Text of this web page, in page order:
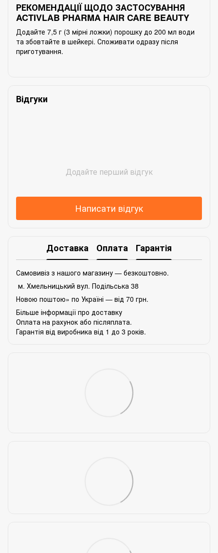
РЕКОМЕНДАЦІЇ ЩОДО ЗАСТОСУВАННЯ
ACTIVLAB PHARMA HAIR CARE BEAUTY
Додайте 7,5 г (3 мірні ложки) порошку до 200 мл води
та збовтайте в шейкері. Споживати одразу після
приготування.
Відгуки
Додайте перший відгук
Написати відгук
Доставка Оплата Гарантія
Самовивіз з нашого магазину — безкоштовно.
м. Хмельницький вул. Подільська 38
Новою поштою» по Україні — від 70 грн.
Більше інформації про доставку
Оплата на рахунок або післяплата.
Гарантія від виробника від 1 до 3 років.